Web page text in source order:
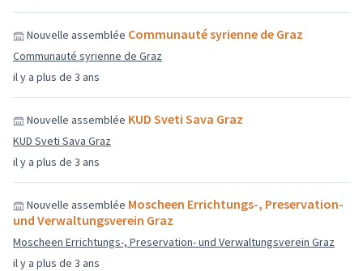
il y a plus de 3 ans
Nouvelle assemblée Communauté syrienne de Graz
Communauté syrienne de Graz
il y a plus de 3 ans
Nouvelle assemblée KUD Sveti Sava Graz
KUD Sveti Sava Graz
il y a plus de 3 ans
Nouvelle assemblée Moscheen Errichtungs-, Preservation-
und Verwaltungsverein Graz
Moscheen Errichtungs-, Preservation- und Verwaltungsverein Graz